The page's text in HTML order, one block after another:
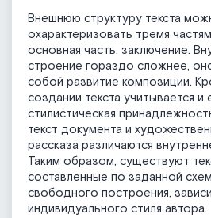
Внешнюю структуру текста
охарактеризовать тремя
основная часть, заключение.
строение гораздо сложнее,
собой развитие композиции.
создании текста учитывается и
стилистическая
текст документа и
рассказа различаются
Таким образом, существуют
составленные по заданной
свободного построения,
индивидуального стиля автора.